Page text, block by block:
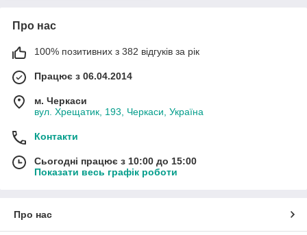
Про нас
100% позитивних з 382 відгуків за рік
Працює з 06.04.2014
м. Черкаси
вул. Хрещатик, 193, Черкаси, Україна
Контакти
Сьогодні працює з 10:00 до 15:00
Показати весь графік роботи
Про нас